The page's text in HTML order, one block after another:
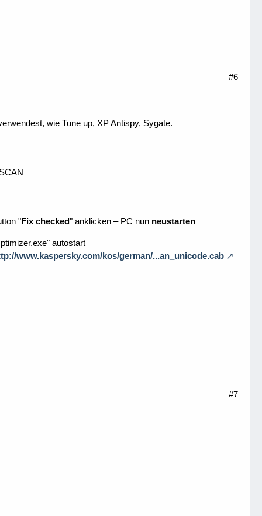
#6
wie Tune up, XP Antispy, Sygate.
"Fix checked" anklicken – PC nun neustarten
autostart
www.kaspersky.com/kos/german/...an_unicode.cab
#7